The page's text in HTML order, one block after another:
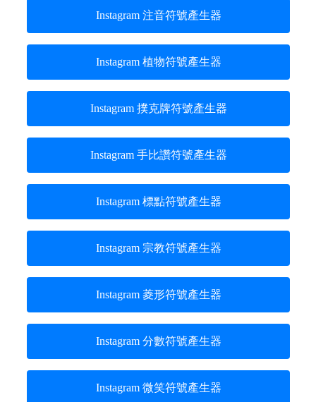
Instagram 注音符號產生器
Instagram 植物符號產生器
Instagram 撲克牌符號產生器
Instagram 手比讚符號產生器
Instagram 標點符號產生器
Instagram 宗教符號產生器
Instagram 菱形符號產生器
Instagram 分數符號產生器
Instagram 微笑符號產生器